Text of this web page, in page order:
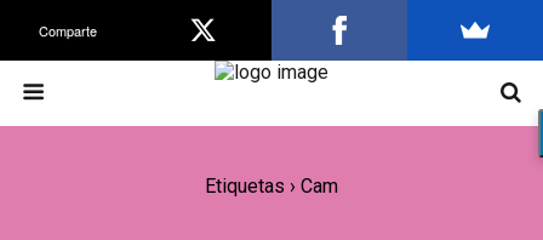
Etiquetas › Cam
Comparte